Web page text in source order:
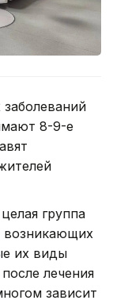
8-9-е
группа
возникающих
их виды
лечения
зависит